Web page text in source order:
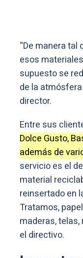
director.
Entre sus
Dolce Gusto,
además de
material
reinsertado en
Tratamos,
maderas, telas,
el directivo.
Impacto
Más allá del